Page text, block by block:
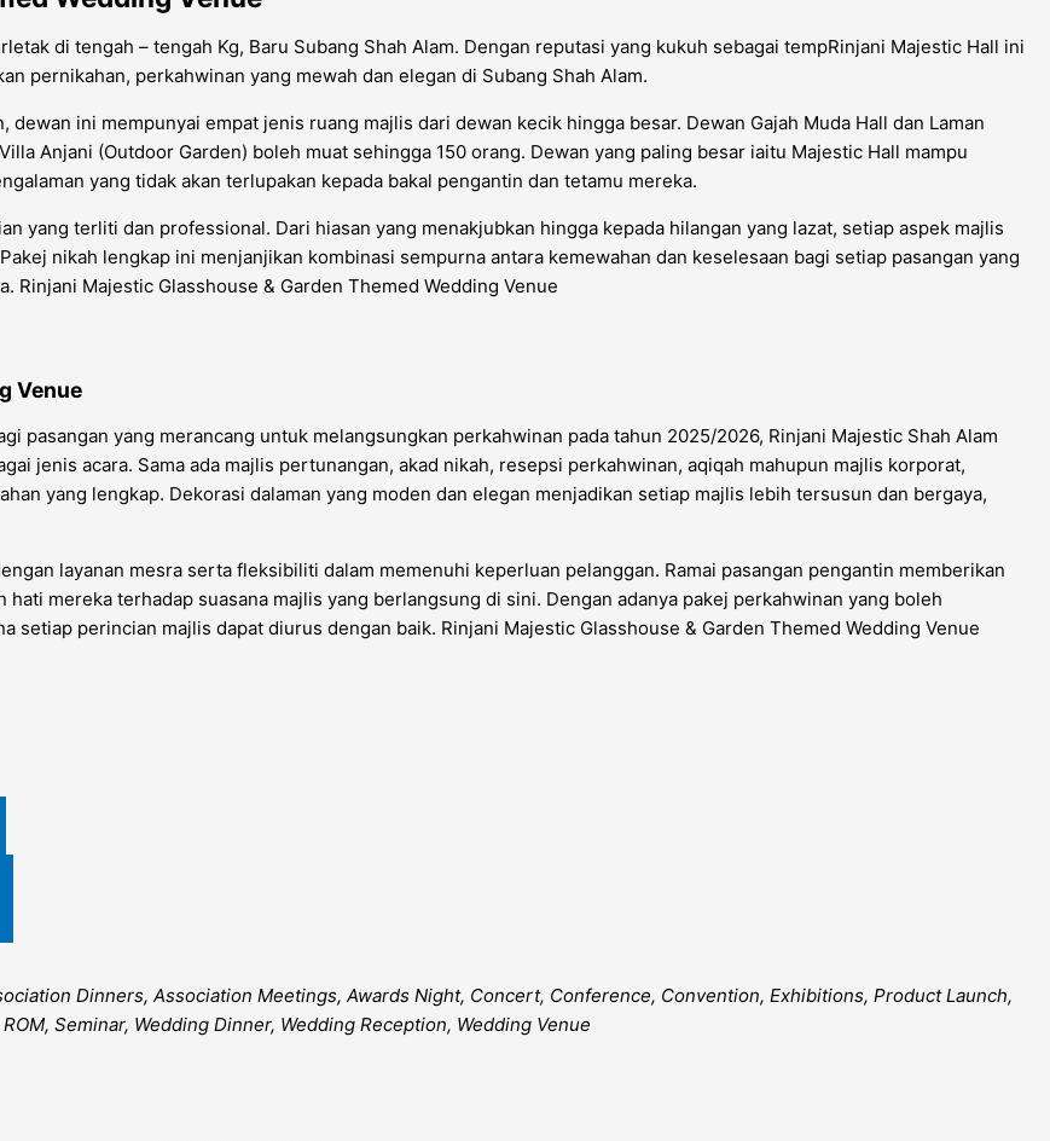
di tengah – tengah Kg, Baru Subang Shah Alam. Dengan reputasi yang kukuh sebagai tempRinjani Majestic Hall ini
pernikahan, perkahwinan yang mewah dan elegan di Subang Shah Alam.
ini mempunyai empat jenis ruang majlis dari dewan kecik hingga besar. Dewan Gajah Muda Hall dan Laman
Anjani (Outdoor Garden) boleh muat sehingga 150 orang. Dewan yang paling besar iaitu Majestic Hall mampu
yang tidak akan terlupakan kepada bakal pengantin dan tetamu mereka.
yang terliti dan professional. Dari hiasan yang menakjubkan hingga kepada hilangan yang lazat, setiap aspek majlis
nikah lengkap ini menjanjikan kombinasi sempurna antara kemewahan dan keselesaan bagi setiap pasangan yang
Majestic Glasshouse & Garden Themed Wedding Venue
Venue
pasangan yang merancang untuk melangsungkan perkahwinan pada tahun 2025/2026, Rinjani Majestic Shah Alam
jenis acara. Sama ada majlis pertunangan, akad nikah, resepsi perkahwinan, aqiqah mahupun majlis korporat,
yang lengkap. Dekorasi dalaman yang moden dan elegan menjadikan setiap majlis lebih tersusun dan bergaya,
layanan mesra serta fleksibiliti dalam memenuhi keperluan pelanggan. Ramai pasangan pengantin memberikan
mereka terhadap suasana majlis yang berlangsung di sini. Dengan adanya pakej perkahwinan yang boleh
setiap perincian majlis dapat diurus dengan baik. Rinjani Majestic Glasshouse & Garden Themed Wedding Venue
Dinners, Association Meetings, Awards Night, Concert, Conference, Convention, Exhibitions, Product Launch,
Seminar, Wedding Dinner, Wedding Reception, Wedding Venue